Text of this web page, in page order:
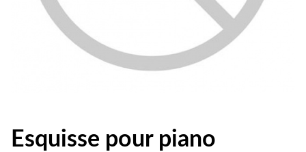
Esquisse pour piano